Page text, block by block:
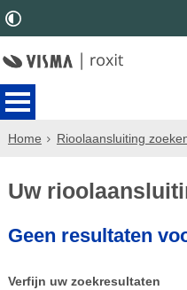
Home Rioolaansluiting
Uw
Geen resultaten
Verfijn uw zoekresultaten